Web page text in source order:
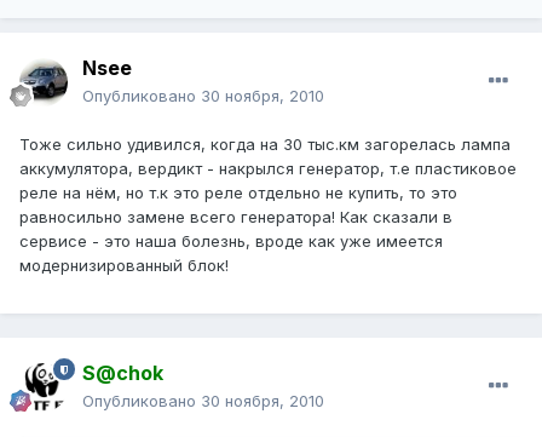
Nsee
Опубликовано 30 ноября, 2010
Тоже сильно удивился, когда на 30 тыс.км загорелась лампа
аккумулятора, вердикт - накрылся генератор, т.е пластиковое
реле на нём, но т.к это реле отдельно не купить, то это
равносильно замене всего генератора! Как сказали в
сервисе - это наша болезнь, вроде как уже имеется
модернизированный блок!
S@chok
Опубликовано 30 ноября, 2010